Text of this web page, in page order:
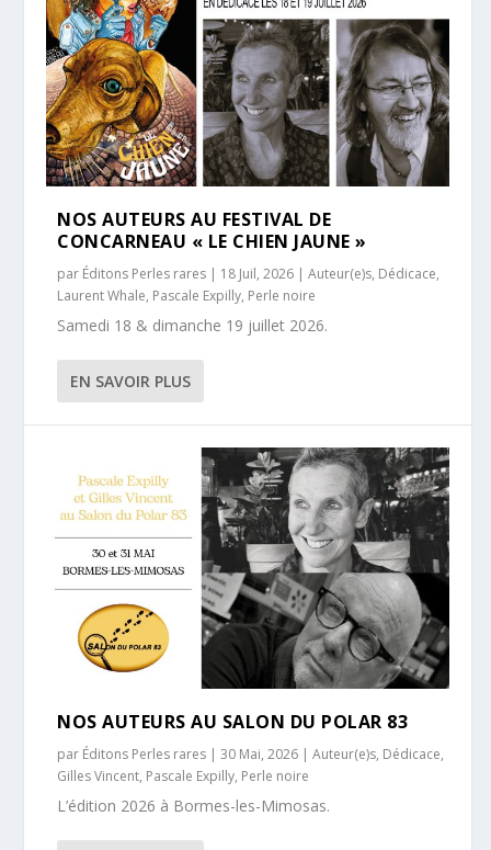
NOS AUTEURS AU FESTIVAL DE
CONCARNEAU « LE CHIEN JAUNE »
par Éditons Perles rares | 18 Juil, 2026 |Auteur(e)s, Dédicace,
Laurent Whale, Pascale Expilly, Perle noire
Samedi 18 & dimanche 19 juillet 2026.
EN SAVOIR PLUS
NOS AUTEURS AU SALON DU POLAR 83
par Éditons Perles rares |30 Mai, 2026 |Auteur(e)s, Dédicace,
Gilles Vincent, Pascale Expilly, Perle noire
L’édition 2026 à Bormes-les-Mimosas.